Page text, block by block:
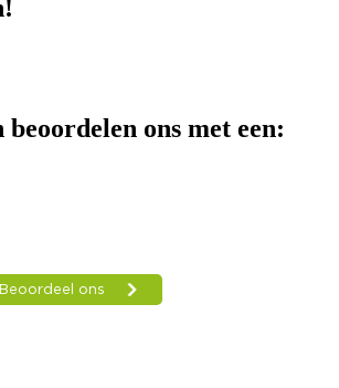
ons met een: